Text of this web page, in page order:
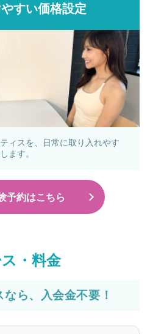
すい価格設定
ィスを、日常に取り入れやす
ます。
予約はこちら
・料金
ら、入会金不要！